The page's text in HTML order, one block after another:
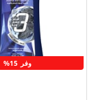
وفر 15%